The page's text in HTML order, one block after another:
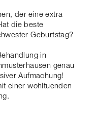
der eine extra
die beste
Geburtstag?
in
genau
Aufmachung!
einer wohltuenden